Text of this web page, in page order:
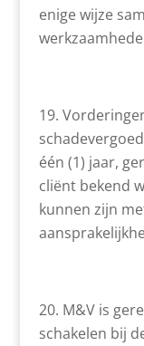
enige wijze
één (1) jaar,
cliënt bekend
kunnen zijn
M&V is
schakelen bij